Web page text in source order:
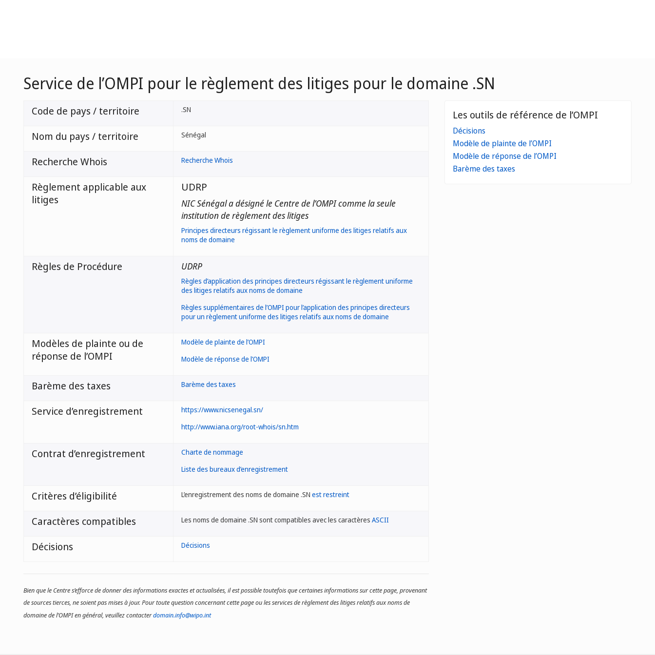
Service de l’OMPI pour le règlement des litiges pour le domaine .SN
Code de pays / territoire .SN
Nom du pays / territoire Sénégal
Recherche Whois Recherche Whois
Règlement applicable aux
litiges
UDRP
NIC Sénégal a désigné le Centre de l’OMPI comme la seule
institution de règlement des litiges
Principes directeurs régissant le règlement uniforme des litiges relatifs aux
noms de domaine
Règles de Procédure UDRP
Règles d’application des principes directeurs régissant le règlement uniforme
des litiges relatifs aux noms de domaine
Règles supplémentaires de l’OMPI pour l’application des principes directeurs
pour un règlement uniforme des litiges relatifs aux noms de domaine
Modèles de plainte ou de
réponse de l’OMPI
Modèle de plainte de l’OMPI
Modèle de réponse de l’OMPI
Barème des taxes Barème des taxes
Service d’enregistrement
https://www.nicsenegal.sn/
http://www.iana.org/root-whois/sn.htm
Contrat d’enregistrement
Charte de nommage
Liste des bureaux d’enregistrement
Critères d’éligibilité L’enregistrement des noms de domaine .SN est restreint
Caractères compatibles Les noms de domaine .SN sont compatibles avec les caractères ASCII
Décisions Décisions
Bien que le Centre s’efforce de donner des informations exactes et actualisées, il est possible toutefois que certaines informations sur cette page, provenant
de sources tierces, ne soient pas mises à jour. Pour toute question concernant cette page ou les services de règlement des litiges relatifs aux noms de
domaine de l’OMPI en général, veuillez contacterdomain.info@wipo.int
Les outils de référence de l’OMPI
Décisions
Modèle de plainte de l’OMPI
Modèle de réponse de l’OMPI
Barème des taxes